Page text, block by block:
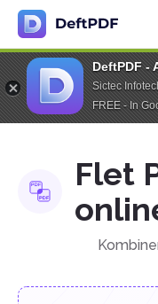
DeftPDF -
Sictec
FREE - In
Flet